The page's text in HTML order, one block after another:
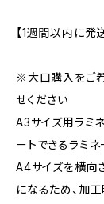
【1週間以内に発送
※大口購入をご
せください
A3サイズ用ラミ
ートできるラミネ
A4サイズを横向
になるため、加